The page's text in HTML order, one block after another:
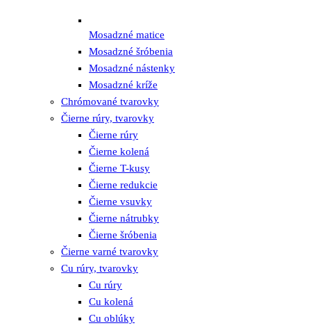
Mosadzné matice
Mosadzné šróbenia
Mosadzné nástenky
Mosadzné kríže
Chrómované tvarovky
Čierne rúry, tvarovky
Čierne rúry
Čierne kolená
Čierne T-kusy
Čierne redukcie
Čierne vsuvky
Čierne nátrubky
Čierne šróbenia
Čierne varné tvarovky
Cu rúry, tvarovky
Cu rúry
Cu kolená
Cu oblúky